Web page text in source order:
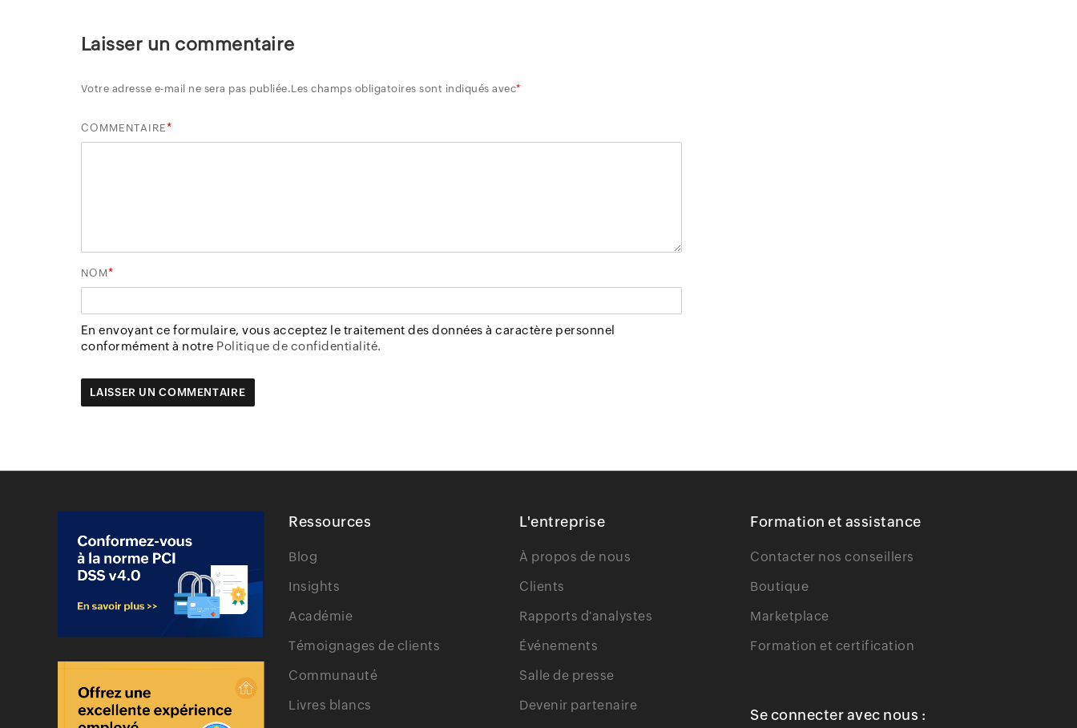
Laisser un commentaire
Votre adresse e-mail ne sera pas publiée.Les champs obligatoires sont indiqués avec*
COMMENTAIRE*
NOM*
En envoyant ce formulaire, vous acceptez le traitement des données à caractère personnel
conformément à notre Politique de confidentialité.
Ressources
Blog
Insights
Académie
Témoignages de clients
Communauté
Livres blancs
L'entreprise
À propos de nous
Clients
Rapports d'analystes
Événements
Salle de presse
Devenir partenaire
Formation et assistance
Contacter nos conseillers
Boutique
Marketplace
Formation et certification
Se connecter avec nous :